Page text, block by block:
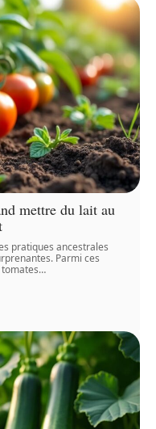
mettre du lait au
pratiques ancestrales
Parmi ces
…